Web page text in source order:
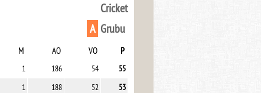
Cricket
A Grubu
M AO VO P
1 186 54
55
1 188 52
53